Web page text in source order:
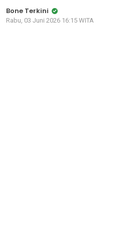
Bone Terkini
Rabu, 03 Juni 2026 16:15 WITA